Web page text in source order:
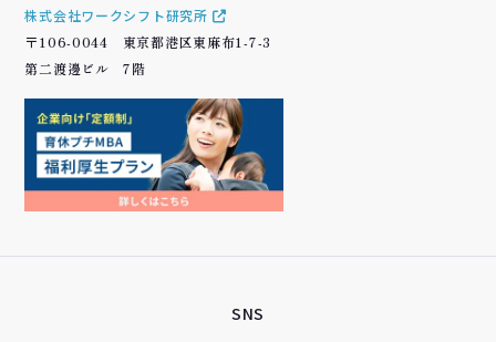
株式会社ワークシフト研究所
〒106-0044 東京都港区東麻布1-7-3
第二渡邊ビル 7階
SNS